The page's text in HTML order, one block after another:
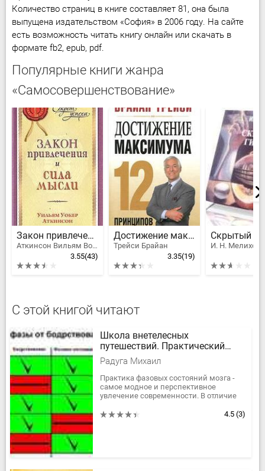
Количество страниц в книге составляет 81, она была
выпущена издательством «София» в 2006 году. На сайте
есть возможность читать книгу онлайн или скачать в
формате fb2, epub, pdf.
Популярные книги жанра
«Самосовершенствование»
Закон привлечения и сила мысли
Аткинсон Вильям Волкер Рамачарака Йог
3.55(43)
Достижение максимума
Трейси Брайан
3.35(19)
И. Н. Мелихов
С этой книгой читают
Школа внетелесных
путешествий. Практический
учебник
Радуга Михаил
Практика фазовых состояний мозга -
самое модное и перспективное
увлечение современности. В отличие
«внетелесные путешествия» и
4.5 (3)